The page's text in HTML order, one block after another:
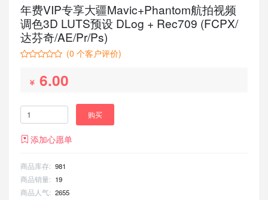
年费VIP专享大疆Mavic+Phantom航拍视频
调色3D LUTS预设 DLog + Rec709 (FCPX/
达芬奇/AE/Pr/Ps)
(0 个客户评价)
6.00
购买
添加心愿单
商品库存: 981
商品销量: 19
商品人气: 2655